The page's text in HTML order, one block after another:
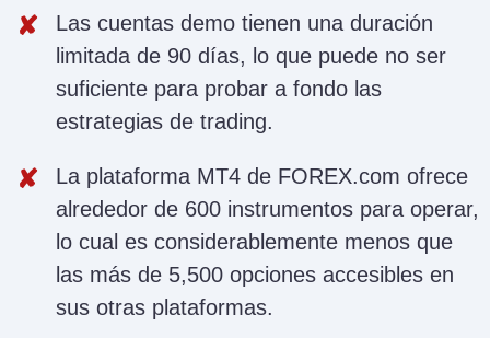
Las cuentas demo tienen una duración
limitada de 90 días, lo que puede no ser
suficiente para probar a fondo las
estrategias de trading.
La plataforma MT4 de FOREX.com ofrece
alrededor de 600 instrumentos para operar,
lo cual es considerablemente menos que
las más de 5,500 opciones accesibles en
sus otras plataformas.